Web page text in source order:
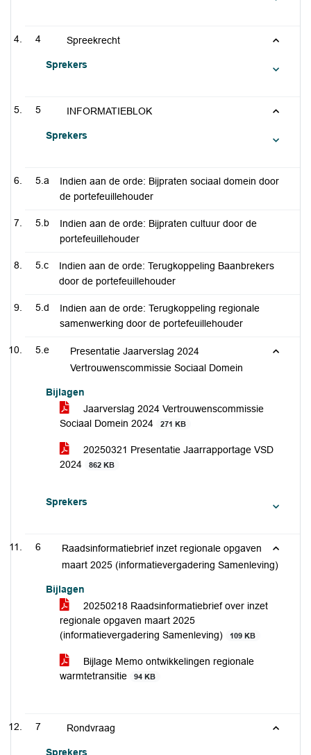
4 Spreekrecht
Sprekers
5 INFORMATIEBLOK
Sprekers
5.a
Indien aan de orde: Bijpraten sociaal domein door
de portefeuillehouder
5.b
Indien aan de orde: Bijpraten cultuur door de
portefeuillehouder
5.c
Indien aan de orde: Terugkoppeling Baanbrekers
door de portefeuillehouder
5.d
Indien aan de orde: Terugkoppeling regionale
samenwerking door de portefeuillehouder
5.e
Presentatie Jaarverslag 2024
Vertrouwenscommissie Sociaal Domein
Bijlagen
Jaarverslag 2024 Vertrouwenscommissie
Sociaal Domein 2024
271 KB
20250321 Presentatie Jaarrapportage VSD
2024
862 KB
Sprekers
6
Raadsinformatiebrief inzet regionale opgaven
maart 2025 (informatievergadering Samenleving)
Bijlagen
20250218 Raadsinformatiebrief over inzet
regionale opgaven maart 2025
(informatievergadering Samenleving)
109 KB
Bijlage Memo ontwikkelingen regionale
warmtetransitie
94 KB
7 Rondvraag
Sprekers